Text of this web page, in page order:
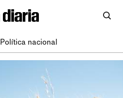
Política nacional